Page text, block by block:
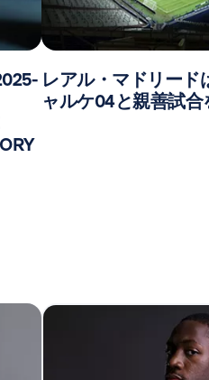
レアル・マドリード
ャルケ04と親善試合